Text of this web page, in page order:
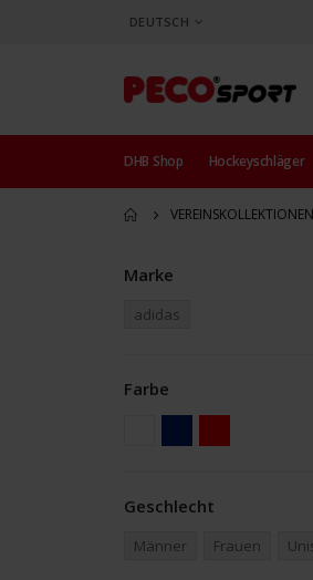
SPRACHE
DEUTSCH
DHB Shop Hockeyschläger
VEREINSKOLLEKTIONEN
Marke
adidas
Farbe
Geschlecht
Männer Frauen